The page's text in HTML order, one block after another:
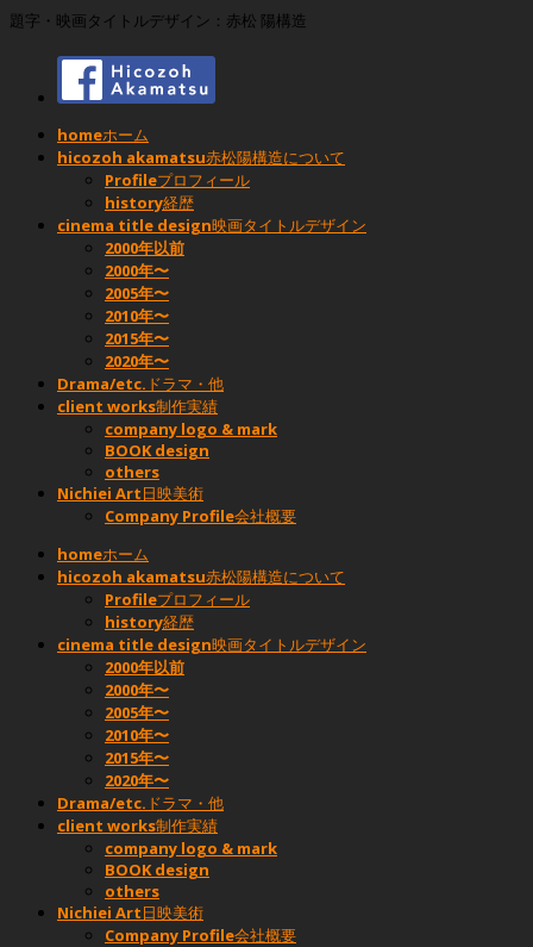
題字・映画タイトルデザイン：赤松 陽構造
homeホーム
hicozoh akamatsu赤松陽構造について
Profileプロフィール
history経歴
cinema title design映画タイトルデザイン
2000年以前
2000年〜
2005年〜
2010年〜
2015年〜
2020年〜
Drama/etc. ドラマ・他
client works制作実績
company logo & mark
BOOK design
others
Nichiei Art日映美術
Company Profile会社概要
homeホーム
hicozoh akamatsu赤松陽構造について
Profileプロフィール
history経歴
cinema title design映画タイトルデザイン
2000年以前
2000年〜
2005年〜
2010年〜
2015年〜
2020年〜
Drama/etc. ドラマ・他
client works制作実績
company logo & mark
BOOK design
others
Nichiei Art日映美術
Company Profile会社概要